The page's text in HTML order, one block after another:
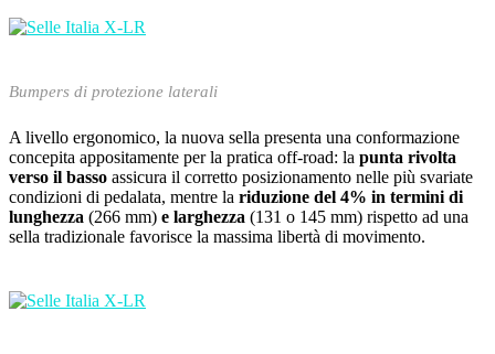
Bumpers di protezione laterali
A livello ergonomico, la nuova sella presenta una conformazione
concepita appositamente per la pratica off-road: la punta rivolta
verso il basso assicura il corretto posizionamento nelle più svariate
condizioni di pedalata, mentre la riduzione del 4% in termini di
lunghezza (266 mm) e larghezza (131 o 145 mm) rispetto ad una
sella tradizionale favorisce la massima libertà di movimento.